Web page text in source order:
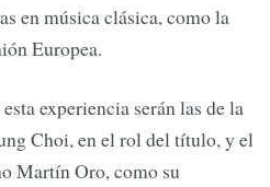
en música clásica, como la
Europea.
experiencia serán las de la
Choi, en el rol del título, y el
Martín Oro, como su